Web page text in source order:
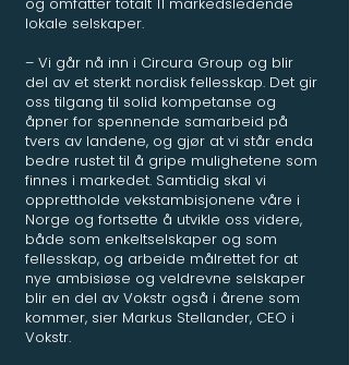
lokale selskaper.
– Vi går nå inn i Circura Group og blir
del av et sterkt nordisk fellesskap. Det gir
oss tilgang til solid kompetanse og
åpner for spennende samarbeid på
tvers av landene, og gjør at vi står enda
bedre rustet til å gripe mulighetene som
finnes i markedet. Samtidig skal vi
opprettholde vekstambisjonene våre i
Norge og fortsette å utvikle oss videre,
både som enkeltselskaper og som
fellesskap, og arbeide målrettet for at
nye ambisiøse og veldrevne selskaper
blir en del av Vokstr også i årene som
kommer, sier Markus Stellander, CEO i
Vokstr.